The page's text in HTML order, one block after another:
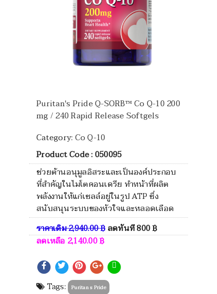
Puritan's Pride Q-SORB™ Co Q-10 200
mg / 240 Rapid Release Softgels
Category: Co Q-10
Product Code : 050095
ช่วยต้านอนุมูลอิสระและเป็นองค์ประกอบ
ที่สำคัญในไมโตคอนเดรีย ทำหน้าที่ผลิต
พลังงานให้แก่เซลล์อยู่ในรูป ATP ซึ่ง
สนับสนุนระบบของหัวใจและหลอดเลือด
ราคาเดิม2,940.00฿ลดทันที800฿
ลดเหลือ 2,140.00฿
Tags:
Puritan s Pride